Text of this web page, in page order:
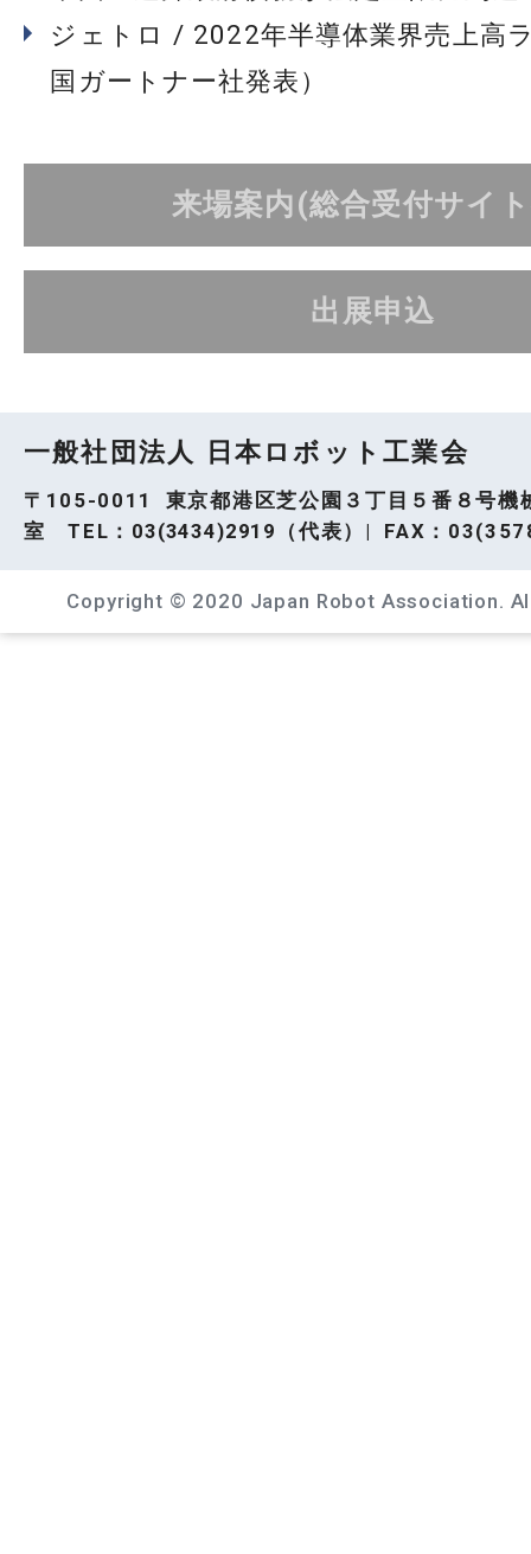
ジェトロ / 2022年半導体業界売上高
国ガートナー社発表）
来場案内(総合受付サイ
出展申込
一般社団法人 日本ロボット工業会
〒105-0011 東京都港区芝公園３丁目５番８号機
室 TEL： 03(3434)2919 （代表）| FAX：
Copyright © 2020 Japan Robot Association.